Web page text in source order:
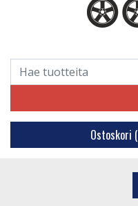
Ostoskori (